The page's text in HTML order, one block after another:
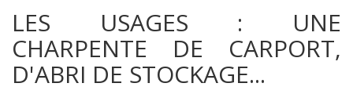
LES USAGES : UNE
CHARPENTE DE CARPORT,
D'ABRI DE STOCKAGE...